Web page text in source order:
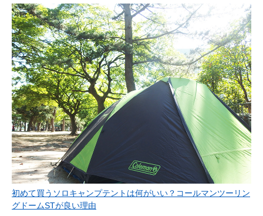
初めて買うソロキャンプテントは何がいい？コールマンツーリン
グドームSTが良い理由